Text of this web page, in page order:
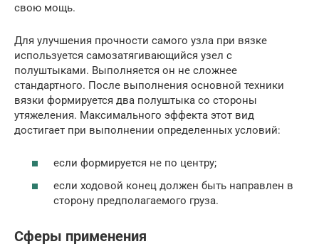
свою мощь.
Для улучшения прочности самого узла при вязке
используется самозатягивающийся узел с
полуштыками. Выполняется он не сложнее
стандартного. После выполнения основной техники
вязки формируется два полуштыка со стороны
утяжеления. Максимального эффекта этот вид
достигает при выполнении определенных условий:
если формируется не по центру;
если ходовой конец должен быть направлен в
сторону предполагаемого груза.
Сферы применения